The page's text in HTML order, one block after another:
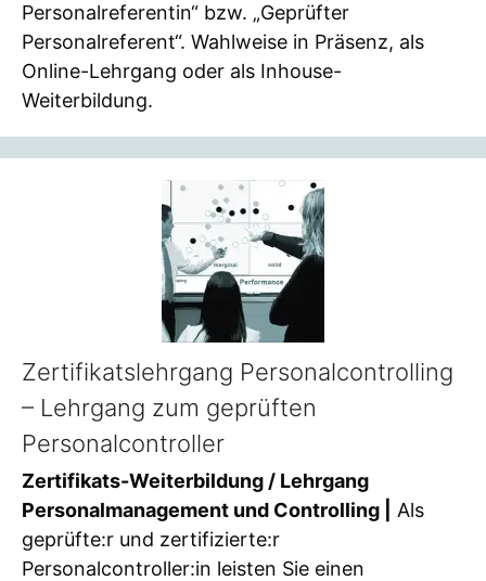
Personalreferentin“ bzw. „Geprüfter
Personalreferent“. Wahlweise in Präsenz, als
Online-Lehrgang oder als Inhouse-
Weiterbildung.
Zertifikatslehrgang Personalcontrolling
– Lehrgang zum geprüften
Personalcontroller
Zertifikats-Weiterbildung / Lehrgang
Personalmanagement und Controlling |
Als
geprüfte:r und zertifizierte:r
Personalcontroller:in leisten Sie einen